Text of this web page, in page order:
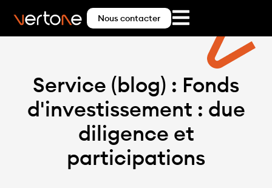
Nous contacter
Service (blog) : Fonds
d'investissement : due
diligence et
participations